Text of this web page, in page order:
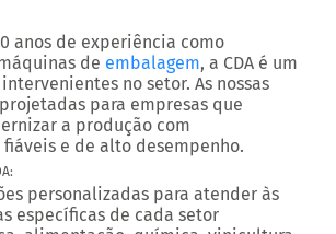
anos de experiência como
de embalagem, a CDA é um
no setor. As nossas
para empresas que
a produção com
e de alto desempenho.
personalizadas para atender às
específicas de cada setor